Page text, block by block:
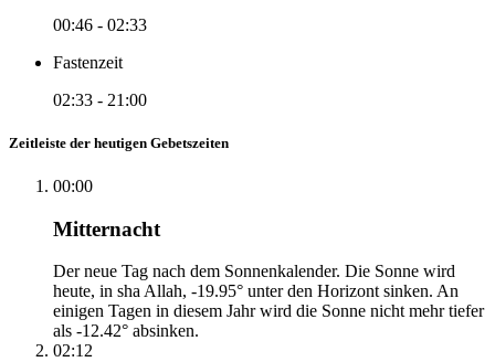
00:46 - 02:33
Fastenzeit
02:33 - 21:00
Zeitleiste der heutigen Gebetszeiten
00:00
Mitternacht
Der neue Tag nach dem Sonnenkalender. Die Sonne wird
heute, in sha Allah, -19.95° unter den Horizont sinken. An
einigen Tagen in diesem Jahr wird die Sonne nicht mehr tiefer
als -12.42° absinken.
02:12